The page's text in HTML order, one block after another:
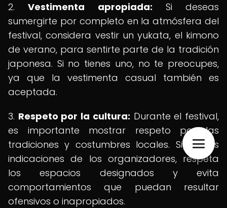
2.Vestimenta apropiada: Si deseas
sumergirte por completo en la atmósfera del
festival, considera vestir un yukata, el kimono
de verano, para sentirte parte de la tradición
japonesa. Si no tienes uno, no te preocupes,
ya que la vestimenta casual también es
aceptada.
3. Respeto por la cultura: Durante el festival,
es importante mostrar respeto por las
tradiciones y costumbres locales. Sigue las
indicaciones de los organizadores, respeta
los espacios designados y evita
comportamientos que puedan resultar
ofensivos o inapropiados.